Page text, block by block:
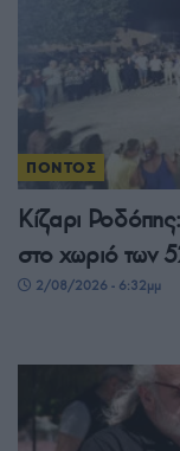
ΠΟΝΤΟΣ
Κίζαρι
στο χωριό των
2/08/2026 - 6:32μμ